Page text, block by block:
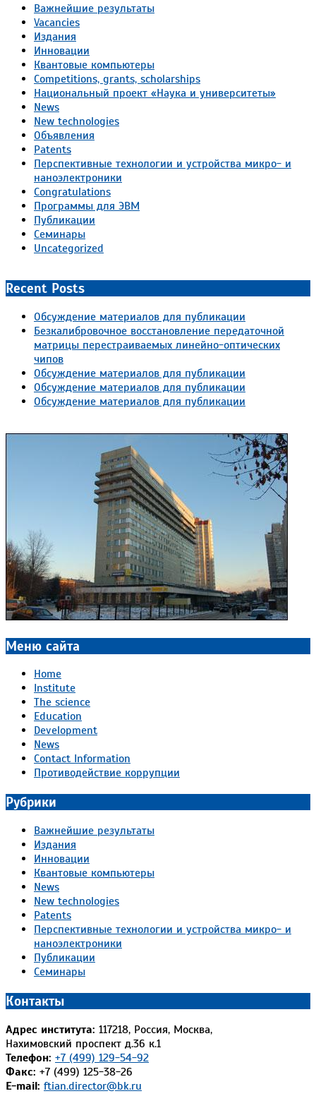
Важнейшие результаты
Vacancies
Издания
Инновации
Квантовые компьютеры
Competitions, grants, scholarships
Национальный проект «Наука и университеты»
News
New technologies
Объявления
Patents
Перспективные технологии и устройства микро- и
наноэлектроники
Congratulations
Программы для ЭВМ
Публикации
Семинары
Uncategorized
Recent Posts
Обсуждение материалов для публикации
Безкалибровочное восстановление передаточной
матрицы перестраиваемых линейно-оптических
чипов
Обсуждение материалов для публикации
Обсуждение материалов для публикации
Обсуждение материалов для публикации
Меню сайта
Home
Institute
The science
Education
Development
News
Contact Information
Противодействие коррупции
Рубрики
Важнейшие результаты
Издания
Инновации
Квантовые компьютеры
News
New technologies
Patents
Перспективные технологии и устройства микро- и
наноэлектроники
Публикации
Семинары
Контакты
Адрес института: 117218, Россия, Москва,
Нахимовский проспект д.36 к.1
Телефон: +7 (499) 129-54-92
Факс: +7 (499) 125-38-26
E-mail: ftian.director@bk.ru